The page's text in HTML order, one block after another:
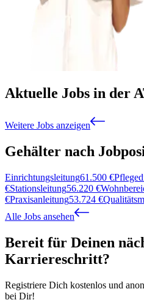
Aktuelle Jobs in der
Weitere Jobs anzeigen
Gehälter nach
Einrichtungsleitung61.500 €
€Stationsleitung56.220 €
€Praxisanleitung53.724 €
Alle Jobs ansehen
Bereit für Deinen
Karriereschritt?
Registriere Dich kostenlos und
bei Dir!